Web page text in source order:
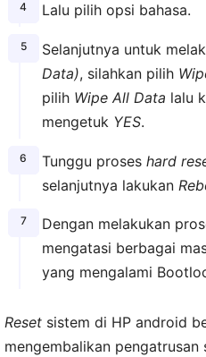
Lalu pilih opsi bahasa.
Selanjutnya untuk
Data), silahkan pilih
pilih Wipe All Data lalu
mengetuk YES.
Tunggu proses hard
selanjutnya lakukan
Dengan melakukan
mengatasi berbagai
yang mengalami
Reset sistem di HP android
mengembalikan